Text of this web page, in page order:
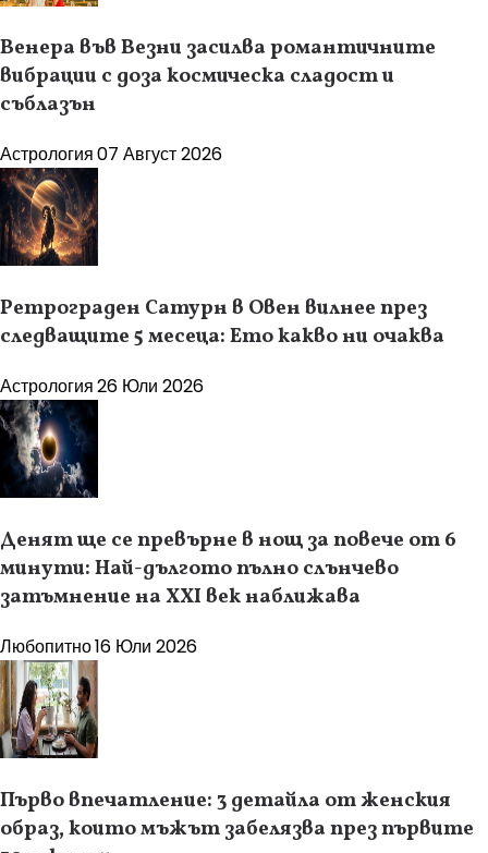
Венера във Везни засилва романтичните
вибрации с доза космическа сладост и
съблазън
Астрология07 Август 2026
Ретрограден Сатурн в Овен вилнее през
следващите 5 месеца: Ето какво ни очаква
Астрология26 Юли 2026
Денят ще се превърне в нощ за повече от 6
минути: Най-дългото пълно слънчево
затъмнение на XXI век наближава
Любопитно16 Юли 2026
Първо впечатление: 3 детайла от женския
образ, които мъжът забелязва през първите